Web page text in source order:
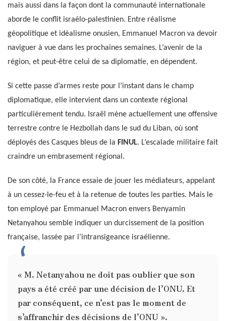
mais aussi dans la façon dont la communauté internationale
aborde le conflit israélo-palestinien. Entre réalisme
géopolitique et idéalisme onusien, Emmanuel Macron va devoir
naviguer à vue dans les prochaines semaines. L’avenir de la
région, et peut-être celui de sa diplomatie, en dépendent.
Si cette passe d’armes reste pour l’instant dans le champ
diplomatique, elle intervient dans un contexte régional
particulièrement tendu. Israël mène actuellement une offensive
terrestre contre le Hezbollah dans le sud du Liban, où sont
déployés des Casques bleus de la FINUL. L’escalade militaire fait
craindre un embrasement régional.
De son côté, la France essaie de jouer les médiateurs, appelant
à un cessez-le-feu et à la retenue de toutes les parties. Mais le
ton employé par Emmanuel Macron envers Benyamin
Netanyahou semble indiquer un durcissement de la position
française, lassée par l’intransigeance israélienne.
« M. Netanyahou ne doit pas oublier que son
pays a été créé par une décision de l’ONU. Et
par conséquent, ce n’est pas le moment de
s’affranchir des décisions de l’ONU ».